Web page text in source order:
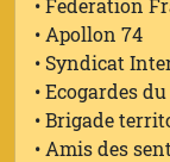
• Fédération
• Apollon 74
• Syndicat
• Ecogardes
• Brigade
• Amis des